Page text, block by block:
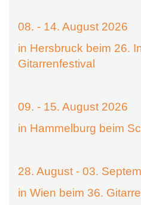
08. - 14. August 2026
in Hersbruck beim 26.
Gitarrenfestival
09. - 15. August 2026
in Hammelburg beim
28. August - 03.
in Wien beim 36.